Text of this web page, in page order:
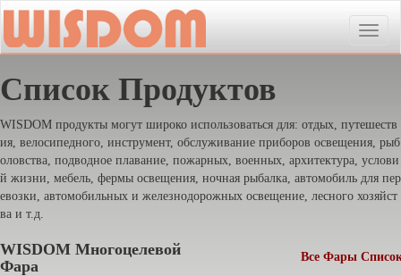
Toggle
Список Продуктов
WISDOM продукты могут широко использоваться для: отдых, путешеств
ия, велосипедного, инструмент, обслуживание приборов освещения, рыб
оловства, подводное плавание, пожарных, военных, архитектура, услови
й жизни, мебель, фермы освещения, ночная рыбалка, автомобиль для пер
евозки, автомобильных и железнодорожных освещение, лесного хозяйст
ва и т.д.
WISDOM Многоцелевой
Фара
Все Фары